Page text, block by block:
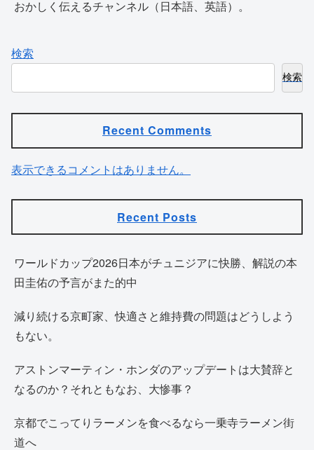
おかしく伝えるチャンネル（日本語、英語）。
検索
検索
Recent Comments
表示できるコメントはありません。
Recent Posts
ワールドカップ2026日本がチュニジアに快勝、解説の本
田圭佑の予言がまた的中
減り続ける京町家、快適さと維持費の問題はどうしよう
もない。
アストンマーティン・ホンダのアップデートは大賛辞と
なるのか？それともなお、大惨事？
京都でこってりラーメンを食べるなら一乗寺ラーメン街
道へ